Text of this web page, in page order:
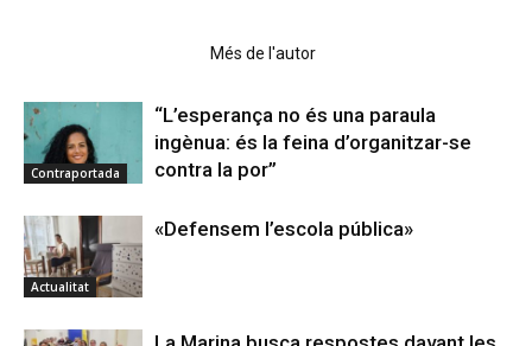
Més de l'autor
Contraportada
“L’esperança no és una paraula
ingènua: és la feina d’organitzar-se
contra la por”
Actualitat
«Defensem l’escola pública»